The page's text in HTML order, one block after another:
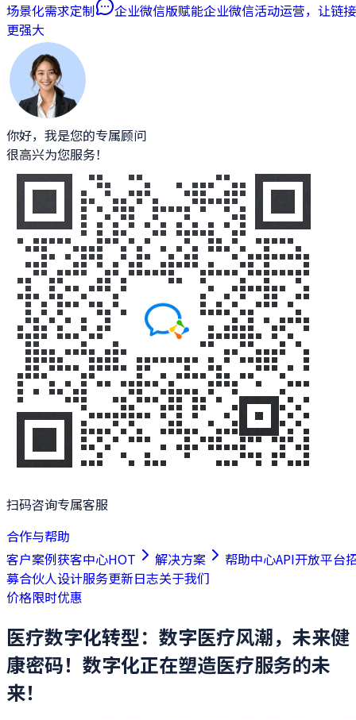
场景化需求定制
企业微信版赋能企业微信活动运营，让链接
更强大
你好，我是您的专属顾问
很高兴为您服务！
扫码咨询专属客服
合作与帮助
客户案例获客中心HOT 解决方案 帮助中心API开放平台
募合伙人设计服务更新日志关于我们
价格限时优惠
医疗数字化转型：数字医疗风潮，未来健
康密码！数字化正在塑造医疗服务的未
来！